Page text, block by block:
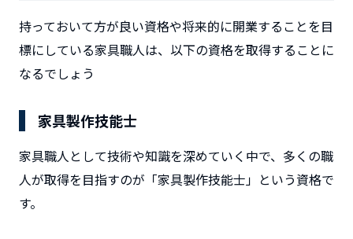
持っておいて方が良い資格や将来的に開業することを目
標にしている家具職人は、以下の資格を取得することに
なるでしょう
家具製作技能士
家具職人として技術や知識を深めていく中で、多くの職
人が取得を目指すのが 「家具製作技能士」 という資格で
す。